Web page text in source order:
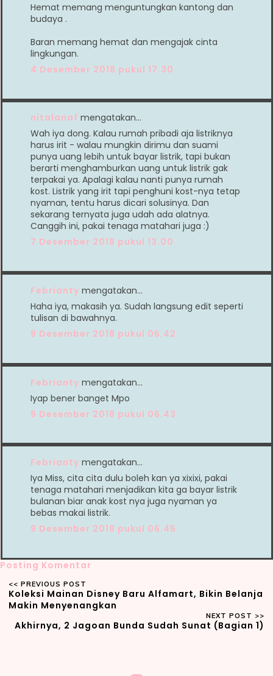
Hemat memang menguntungkan kantong dan
budaya .
Baran memang hemat dan mengajak cinta
lingkungan.
4 Desember 2018 pukul 17.30
nitalanaf mengatakan…
Wah iya dong. Kalau rumah pribadi aja listriknya
harus irit - walau mungkin dirimu dan suami
punya uang lebih untuk bayar listrik, tapi bukan
berarti menghamburkan uang untuk listrik gak
terpakai ya. Apalagi kalau nanti punya rumah
kost. Listrik yang irit tapi penghuni kost-nya tetap
nyaman, tentu harus dicari solusinya. Dan
sekarang ternyata juga udah ada alatnya.
Canggih ini, pakai tenaga matahari juga :)
7 Desember 2018 pukul 13.00
Febrianty mengatakan…
Haha iya, makasih ya. Sudah langsung edit seperti
tulisan di bawahnya.
9 Desember 2018 pukul 06.42
Febrianty mengatakan…
Iyap bener banget Mpo
9 Desember 2018 pukul 06.43
Febrianty mengatakan…
Iya Miss, cita cita dulu boleh kan ya xixixi, pakai
tenaga matahari menjadikan kita ga bayar listrik
bulanan biar anak kost nya juga nyaman ya
bebas makai listrik.
9 Desember 2018 pukul 06.45
Posting Komentar
Koleksi Mainan Disney Baru Alfamart, Bikin Belanja
Makin Menyenangkan
Akhirnya, 2 Jagoan Bunda Sudah Sunat (Bagian 1)